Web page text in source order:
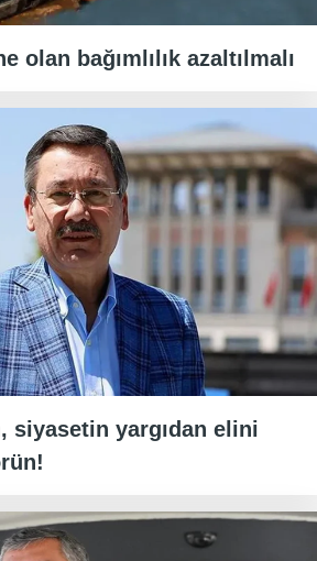
olan bağımlılık azaltılmalı
siyasetin yargıdan elini